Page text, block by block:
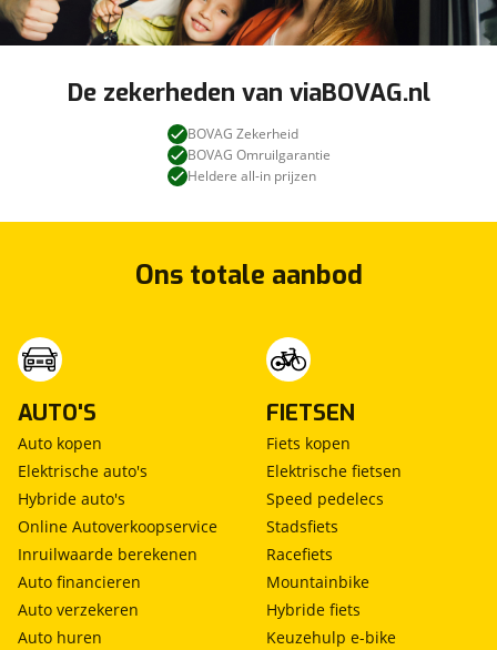
De zekerheden van viaBOVAG.nl
BOVAG Zekerheid
BOVAG Omruilgarantie
Heldere all-in prijzen
Ons totale aanbod
AUTO'S
Auto kopen
Elektrische auto's
Hybride auto's
Online Autoverkoopservice
Inruilwaarde berekenen
Auto financieren
Auto verzekeren
Auto huren
FIETSEN
Fiets kopen
Elektrische fietsen
Speed pedelecs
Stadsfiets
Racefiets
Mountainbike
Hybride fiets
Keuzehulp e-bike